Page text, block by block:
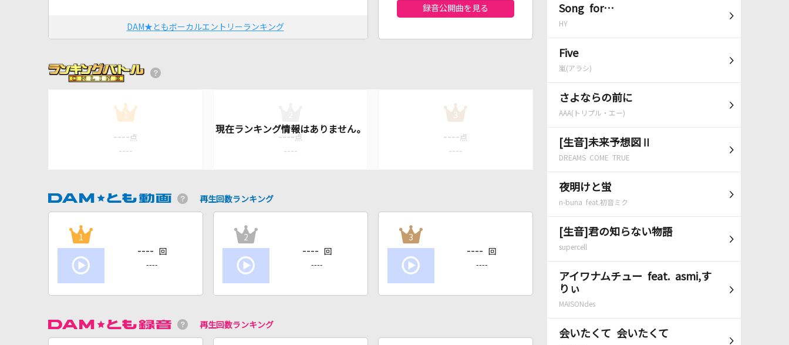
Song for…
HY
Five
嵐(アラシ)
さよならの前に
AAA(トリプル・エー)
[生音]未来予想図Ⅱ
DREAMS COME TRUE
夜明けと蛍
n-buna feat.初音ミク
[生音]君の知らない物語
supercell
アイワナムチュー feat. asmi,す
りぃ
MAISONdes
会いたくて 会いたくて
DAM★ともボーカルエントリーランキング
録音公開曲を見る
1
---- 点
----
---- 点
----
3
---- 点
----
再生回数ランキング
1
---- 回
----
2
---- 回
----
3
---- 回
----
再生回数ランキング